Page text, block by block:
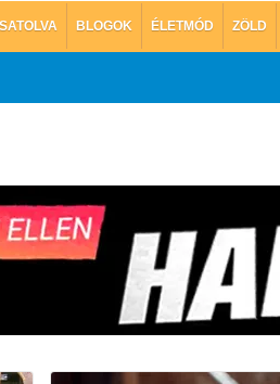
BLOGOK ÉLETMÓD ZÖLD